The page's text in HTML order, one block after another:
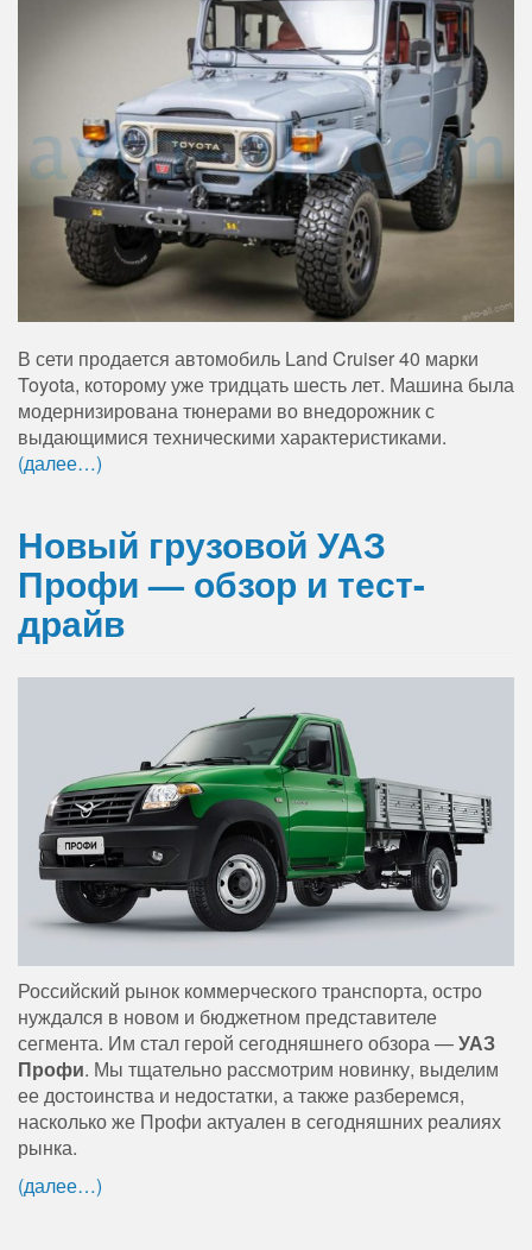
В сети продается автомобиль Land Cruiser 40 марки
Toyota, которому уже тридцать шесть лет. Машина была
модернизирована тюнерами во внедорожник с
выдающимися техническими характеристиками.
(далее…)
Новый грузовой УАЗ
Профи — обзор и тест-
драйв
Российский рынок коммерческого транспорта, остро
нуждался в новом и бюджетном представителе
сегмента. Им стал герой сегодняшнего обзора —УАЗ
Профи. Мы тщательно рассмотрим новинку, выделим
ее достоинства и недостатки, а также разберемся,
насколько же Профи актуален в сегодняшних реалиях
рынка.
(далее…)